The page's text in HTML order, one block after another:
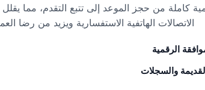
كاملة من حجز الموعد إلى تتبع التقدم، مما
الاتصالات الهاتفية الاستفسارية ويزيد من رضا
الرقمية
والسجلات